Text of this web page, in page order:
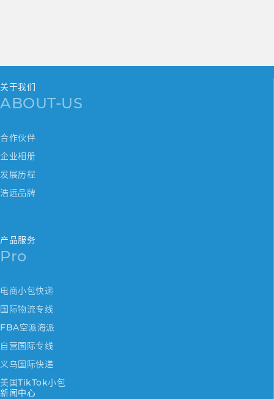
关于我们
ABOUT-US
合作伙伴
企业相册
发展历程
浩远品牌
产品服务
Pro
电商小包快递
国际物流专线
FBA空派海派
自营国际专线
义乌国际快递
美国TikTok小包
新闻中心